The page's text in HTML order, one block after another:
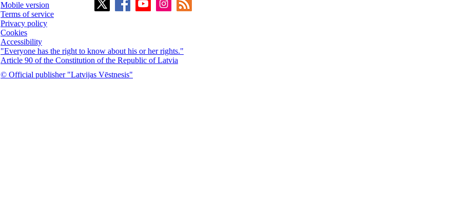
Mobile version
Terms of service
Privacy policy
Cookies
Accessibility
"Everyone has the right to know about his or her rights."
Article 90 of the Constitution of the Republic of Latvia
© Official publisher "Latvijas Vēstnesis"